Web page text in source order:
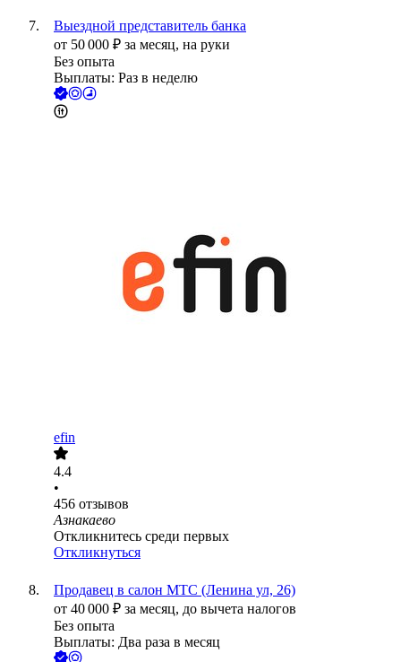
Выездной представитель банка
от 50 000 ₽ за месяц, на руки
Без опыта
Выплаты: Раз в неделю
efin
4.4
•
456 отзывов
Азнакаево
Откликнитесь среди первых
Откликнуться
Продавец в салон МТС (Ленина ул, 26)
от 40 000 ₽ за месяц, до вычета налогов
Без опыта
Выплаты: Два раза в месяц